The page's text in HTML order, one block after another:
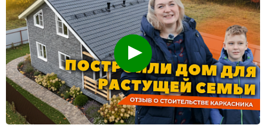
Смотреть